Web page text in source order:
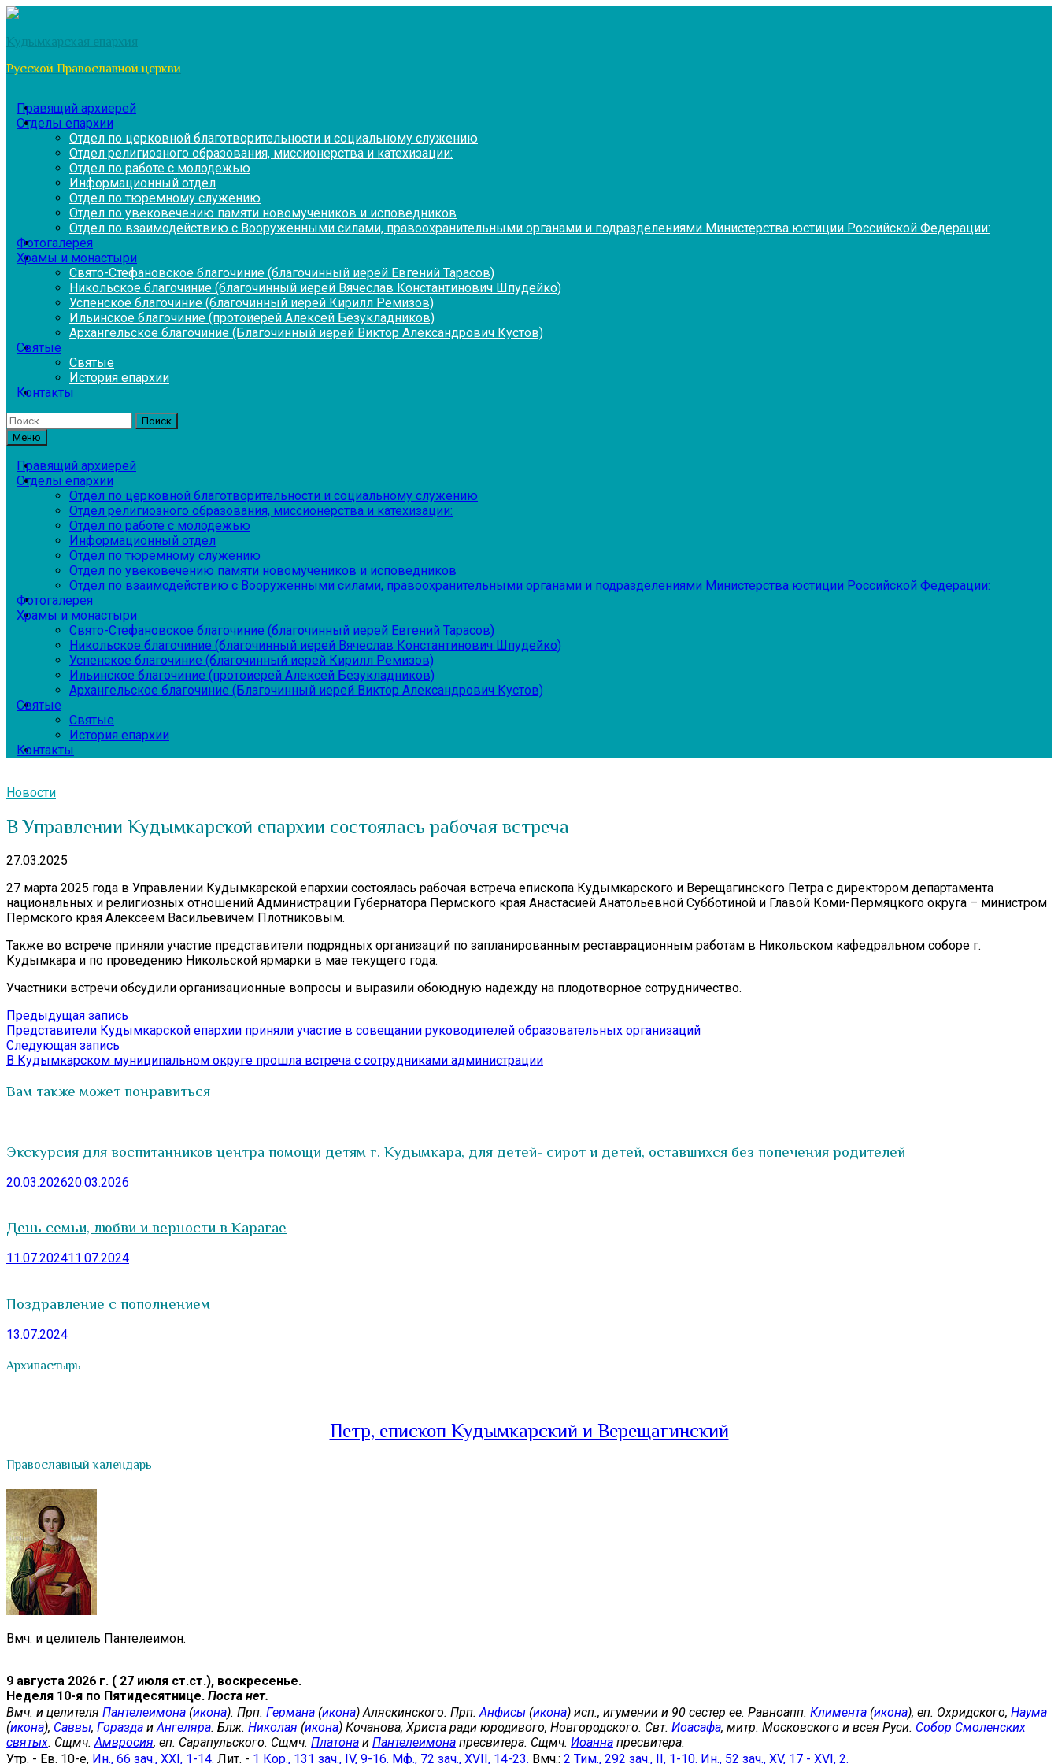
Перейти
содержимому
Кудымкарская епархия
Русской Православной церкви
Правящий архиерей
Отделы епархии
Отдел по церковной благотворительности и социальному служению
Отдел религиозного образования, миссионерства и катехизации:
Отдел по работе с молодежью
Информационный отдел
Отдел по тюремному служению
Отдел по увековечению памяти новомучеников и исповедников
Отдел по взаимодействию с Вооруженными силами, правоохранительными органами и подразделениями Министерства юстиции Российской Федерации:
Фотогалерея
Храмы и монастыри
Свято-Стефановское благочиние (благочинный иерей Евгений Тарасов)
Никольское благочиние (благочинный иерей Вячеслав Константинович Шпудейко)
Успенское благочиние (благочинный иерей Кирилл Ремизов)
Ильинское благочиние (протоиерей Алексей Безукладников)
Архангельское благочиние (Благочинный иерей Виктор Александрович Кустов)
Святые
Святые
История епархии
Контакты
Найти:
Меню
Правящий архиерей
Отделы епархии
Отдел по церковной благотворительности и социальному служению
Отдел религиозного образования, миссионерства и катехизации:
Отдел по работе с молодежью
Информационный отдел
Отдел по тюремному служению
Отдел по увековечению памяти новомучеников и исповедников
Отдел по взаимодействию с Вооруженными силами, правоохранительными органами и подразделениями Министерства юстиции Российской Федерации:
Фотогалерея
Храмы и монастыри
Свято-Стефановское благочиние (благочинный иерей Евгений Тарасов)
Никольское благочиние (благочинный иерей Вячеслав Константинович Шпудейко)
Успенское благочиние (благочинный иерей Кирилл Ремизов)
Ильинское благочиние (протоиерей Алексей Безукладников)
Архангельское благочиние (Благочинный иерей Виктор Александрович Кустов)
Святые
Святые
История епархии
Контакты
Новости
В Управлении Кудымкарской епархии состоялась рабочая встреча
27.03.2025
27 марта 2025 года в Управлении Кудымкарской епархии состоялась рабочая встреча епископа Кудымкарского и Верещагинского Петра с директором департамента
национальных и религиозных отношений Администрации Губернатора Пермского края Анастасией Анатольевной Субботиной и Главой Коми-Пермяцкого округа – министром
Пермского края Алексеем Васильевичем Плотниковым.
Также во встрече приняли участие представители подрядных организаций по запланированным реставрационным работам в Никольском кафедральном соборе г.
Кудымкара и по проведению Никольской ярмарки в мае текущего года.
Участники встречи обсудили организационные вопросы и выразили обоюдную надежду на плодотворное сотрудничество.
Навигация
по
записям
Предыдущая запись
запись:
Представители Кудымкарской епархии приняли участие в совещании руководителей образовательных организаций
Следующая запись
запись:
В Кудымкарском муниципальном округе прошла встреча с сотрудниками администрации
Вам также может понравиться
Экскурсия для воспитанников центра помощи детям г. Кудымкара, для детей- сирот и детей, оставшихся без попечения родителей
20.03.202620.03.2026
День семьи, любви и верности в Карагае
11.07.202411.07.2024
Поздравление с пополнением
13.07.2024
Архипастырь
Петр, епископ Кудымкарский и Верещагинский
Православный календарь
Вмч. и целитель Пантелеимон.
9 августа 2026 г. ( 27 июля ст.ст.), воскресенье.
Неделя 10-я по Пятидесятнице. Поста нет.
Вмч. и целителя Пантелеимона (икона). Прп. Германа (икона) Аляскинского. Прп. Анфисы (икона) исп., игумении и 90 сестер ее. Равноапп. Климента (икона), еп. Охридского, Наума
(икона), Саввы, Горазда и Ангеляра. Блж. Николая (икона) Кочанова, Христа ради юродивого, Новгородского. Свт. Иоасафа, митр. Московского и всея Руси. Собор Смоленских
святых. Сщмч. Амвросия, еп. Сарапульского. Сщмч. Платона и Пантелеимона пресвитера. Сщмч. Иоанна пресвитера.
Утр. - Ев. 10-е, Ин., 66 зач., XXI, 1-14. Лит. - 1 Кор., 131 зач., IV, 9-16. Мф., 72 зач., XVII, 14-23. Вмч.: 2 Тим., 292 зач., II, 1-10. Ин., 52 зач., XV, 17 - XVI, 2.